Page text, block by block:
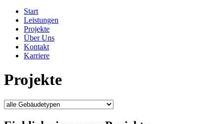
Start
Leistungen
Projekte
Über Uns
Kontakt
Karriere
Projekte